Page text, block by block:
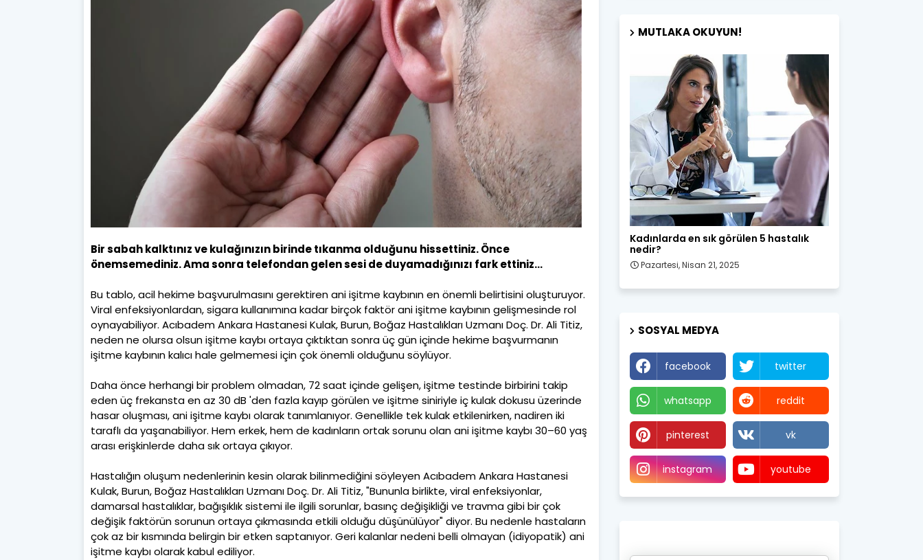
Bir sabah kalktınız ve kulağınızın birinde tıkanma olduğunu hissettiniz. Önce
önemsemediniz. Ama sonra telefondan gelen sesi de duyamadığınızı fark ettiniz...
Bu tablo, acil hekime başvurulmasını gerektiren ani işitme kaybının en önemli belirtisini oluşturuyor.
Viral enfeksiyonlardan, sigara kullanımına kadar birçok faktör ani işitme kaybının gelişmesinde rol
oynayabiliyor. Acıbadem Ankara Hastanesi Kulak, Burun, Boğaz Hastalıkları Uzmanı Doç. Dr. Ali Titiz,
neden ne olursa olsun işitme kaybı ortaya çıktıktan sonra üç gün içinde hekime başvurmanın
işitme kaybının kalıcı hale gelmemesi için çok önemli olduğunu söylüyor.
Daha önce herhangi bir problem olmadan, 72 saat içinde gelişen, işitme testinde birbirini takip
eden üç frekansta en az 30 dB 'den fazla kayıp görülen ve işitme siniriyle iç kulak dokusu üzerinde
hasar oluşması, ani işitme kaybı olarak tanımlanıyor. Genellikle tek kulak etkilenirken, nadiren iki
taraflı da yaşanabiliyor. Hem erkek, hem de kadınların ortak sorunu olan ani işitme kaybı 30–60 yaş
arası erişkinlerde daha sık ortaya çıkıyor.
Hastalığın oluşum nedenlerinin kesin olarak bilinmediğini söyleyen Acıbadem Ankara Hastanesi
Kulak, Burun, Boğaz Hastalıkları Uzmanı Doç. Dr. Ali Titiz, "Bununla birlikte, viral enfeksiyonlar,
damarsal hastalıklar, bağışıklık sistemi ile ilgili sorunlar, basınç değişikliği ve travma gibi bir çok
değişik faktörün sorunun ortaya çıkmasında etkili olduğu düşünülüyor" diyor. Bu nedenle hastaların
çok az bir kısmında belirgin bir etken saptanıyor. Geri kalanlar nedeni belli olmayan (idiyopatik) ani
işitme kaybı olarak kabul ediliyor.
MUTLAKA OKUYUN!
Kadın Sağlığı
Kadınlarda en sık görülen 5 hastalık
nedir?
Pazartesi, Nisan 21, 2025
SOSYAL MEDYA
facebook twitter
whatsapp reddit
pinterest vk
instagram youtube